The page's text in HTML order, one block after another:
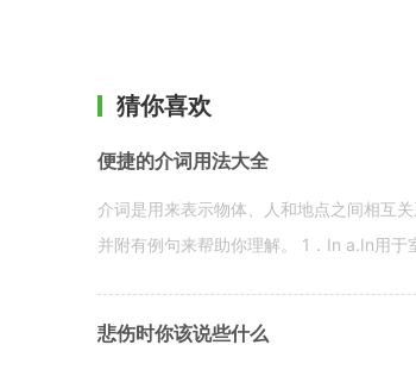
猜你喜欢
便捷的介词用法大全
介词是用来表示物体、人和地点之间相互
并附有例句来帮助你理解。 1．In a.In用
悲伤时你该说些什么